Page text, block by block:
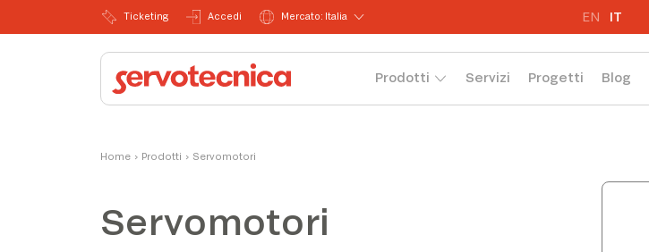
Ticketing Accedi Mercato: Italia EN IT
Prodotti Servizi Progetti Blog
Home › Prodotti › Servomotori
Servomotori